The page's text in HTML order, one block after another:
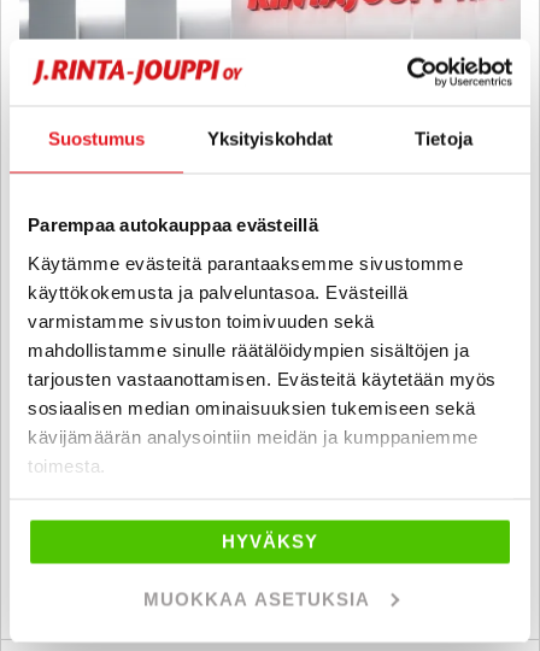
Suostumus Yksityiskohdat Tietoja
Parempaa autokauppaa evästeillä
Käytämme evästeitä parantaaksemme sivustomme
käyttökokemusta ja palveluntasoa. Evästeillä
varmistamme sivuston toimivuuden sekä
mahdollistamme sinulle räätälöidympien sisältöjen ja
tarjousten vastaanottamisen. Evästeitä käytetään myös
sosiaalisen median ominaisuuksien tukemiseen sekä
kävijämäärän analysointiin meidän ja kumppaniemme
toimesta.
HYVÄKSY
MUOKKAA ASETUKSIA
Kabe ESTATE
560 GLE KS ALDE - KIINTEÄ KORKO 2,99% + KULUT - HUIPPU KABE
ILMASTOINNILLA JA ERILLISVUOTEILLA
2026 , 0 km, Vuodepaikat 4
alk. 361 € / kk
vantaa
KATSO TIEDOT WHATSAPP